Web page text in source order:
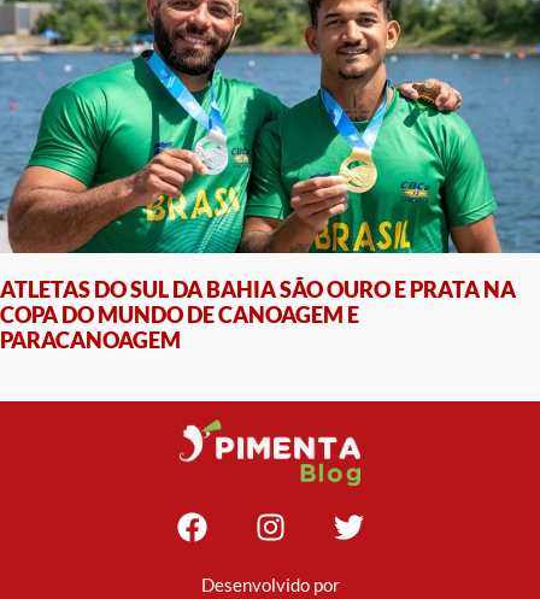
ATLETAS DO SUL DA BAHIA SÃO OURO E PRATA NA
COPA DO MUNDO DE CANOAGEM E
PARACANOAGEM
Desenvolvido por